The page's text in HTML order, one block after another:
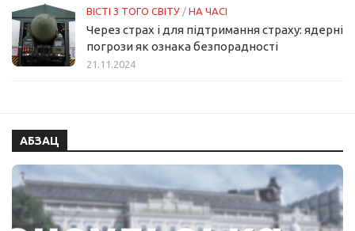
ВІСТІ З ТОГО СВІТУ / НА ЧАСІ
Через страх і для підтримання страху: ядерні
погрози як ознака безпорадності
21.11.2024
АБЗАЦ